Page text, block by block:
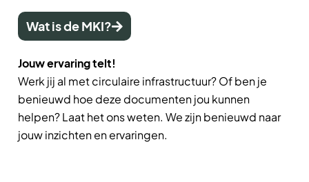
Wat is de MKI?
Jouw ervaring telt!
Werk jij al met circulaire infrastructuur? Of ben je
benieuwd hoe deze documenten jou kunnen
helpen? Laat het ons weten. We zijn benieuwd naar
jouw inzichten en ervaringen.